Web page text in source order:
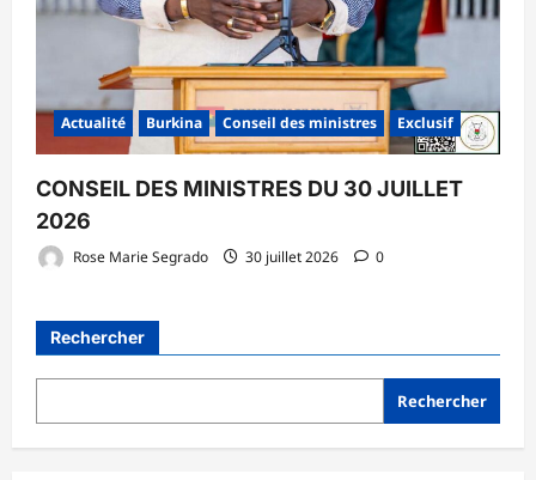
Actualité Burkina Conseil des ministres Exclusif
CONSEIL DES MINISTRES DU 30 JUILLET
2026
Rose Marie Segrado 30 juillet 2026 0
Rechercher
Rechercher